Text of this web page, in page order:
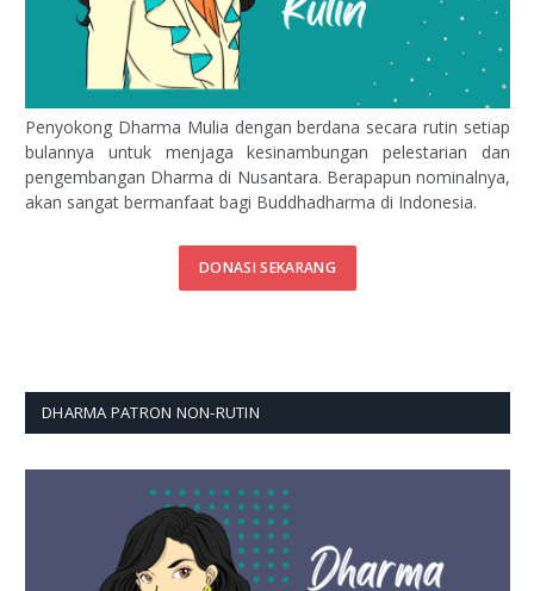
Penyokong Dharma Mulia dengan berdana secara rutin setiap
bulannya untuk menjaga kesinambungan pelestarian dan
pengembangan Dharma di Nusantara. Berapapun nominalnya,
akan sangat bermanfaat bagi Buddhadharma di Indonesia.
DONASI SEKARANG
DHARMA PATRON NON-RUTIN